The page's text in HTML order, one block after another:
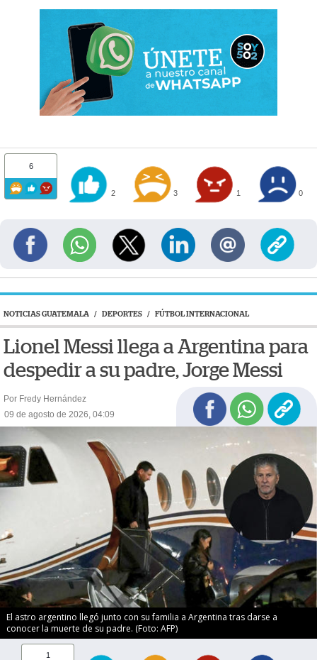
6
2 3 1 0
NOTICIAS GUATEMALA / DEPORTES / FÚTBOL INTERNACIONAL
Lionel Messi llega a Argentina para
despedir a su padre, Jorge Messi
Por Fredy Hernández
09 de agosto de 2026, 04:09
El astro argentino llegó junto con su familia a Argentina tras darse a
conocer la muerte de su padre. (Foto: AFP)
1